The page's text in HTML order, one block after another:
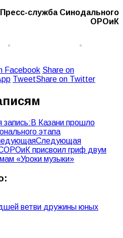
Пресс-служба Синодального
ОРОиК
Facebook Share on
TweetShare on Twitter
В Казани прошло
этапа
Следующая
присвоил гриф двум
«Уроки музыки»
ветви дружины юных